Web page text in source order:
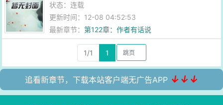
状态：连载
更新时间：12-08 04:52:53
最新章节：第122章：作者有话说
1/1 1
追看新章节，下载本站客户端无广告APP ↓↓↓